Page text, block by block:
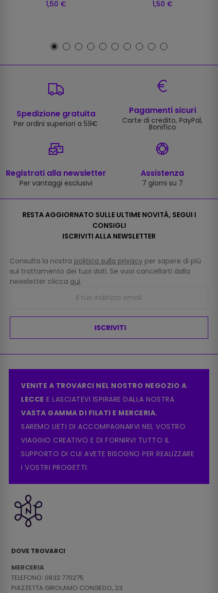
1,50 €
1,50 €
Spedizione gratuita
Per ordini superiori a 59€
Pagamenti sicuri
Carte di credito, PayPal,
Bonifico
Registrati alla newsletter
Per vantaggi esclusivi
Assistenza
7 giorni su 7
RESTA AGGIORNATO SULLE ULTIME NOVITÀ, SEGUI I
CONSIGLI
ISCRIVITI ALLA NEWSLETTER
Consulta la nostra politica sulla privacy per sapere di più
sul trattamento dei tuoi dati. Se vuoi cancellarti dalla
newsletter clicca qui.
ISCRIVITI
VENITE A TROVARCI NEL NOSTRO NEGOZIO A
LECCE E LASCIATEVI ISPIRARE DALLA NOSTRA
VASTA GAMMA DI FILATI E MERCERIA.
SAREMO LIETI DI ACCOMPAGNARVI NEL VOSTRO
VIAGGIO CREATIVO E DI FORNIRVI TUTTO IL
SUPPORTO DI CUI AVETE BISOGNO PER REALIZZARE
I VOSTRI PROGETTI.
DOVE TROVARCI
MERCERIA
TELEFONO: 0832 770275
PIAZZETTA GIROLAMO CONGEDO, 23